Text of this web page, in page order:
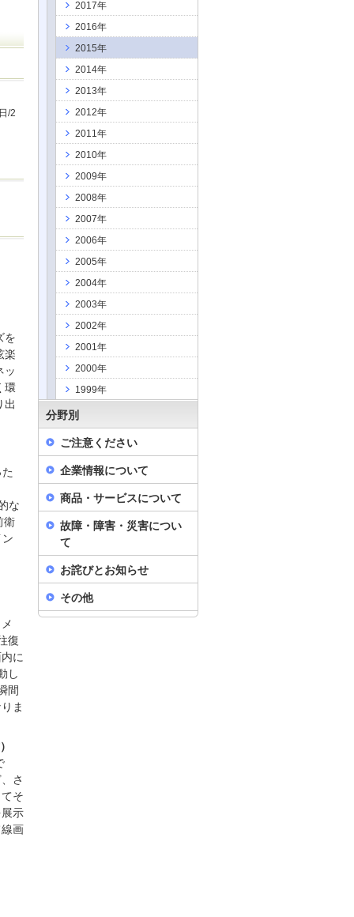
/2
を
楽
ッ
環
出
な
衛
復
に
し
間
ま
さ
そ
示
画
2017年
2016年
2015年
2014年
2013年
2012年
2011年
2010年
2009年
2008年
2007年
2006年
2005年
2004年
2003年
2002年
2001年
2000年
1999年
分野別
ご注意ください
企業情報について
商品・サービスについて
故障・障害・災害につい
て
お詫びとお知らせ
その他